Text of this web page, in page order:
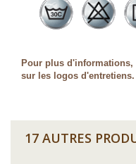
Pour plus
sur les logos d'entretiens.
17 AUTRES